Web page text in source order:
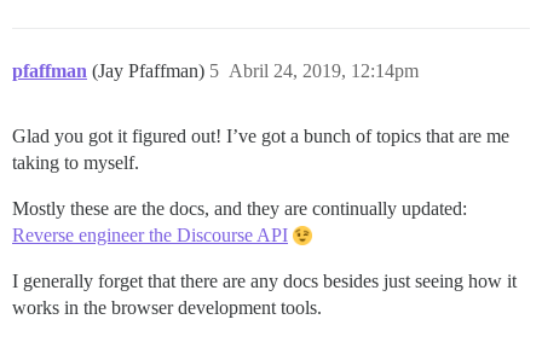
pfaffman (Jay Pfaffman) Abril 24, 2019, 12:14pm
5
Glad you got it figured out! I’ve got a bunch of topics that are me
taking to myself.
Mostly these are the docs, and they are continually updated:
Reverse engineer the Discourse API
I generally forget that there are any docs besides just seeing how it
works in the browser development tools.